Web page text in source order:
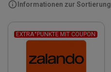
Informationen zur Sortierung
EXTRA°PUNKTE MIT COUPON